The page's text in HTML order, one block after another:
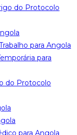
do Protocolo
para Angola
para
do Protocolo
para Angola